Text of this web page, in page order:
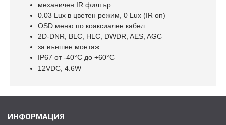
механичен IR филтър
0.03 Lux в цветен режим, 0 Lux (IR on)
OSD меню по коаксиален кабел
2D-DNR, BLC, HLC, DWDR, AES, AGC
за външен монтаж
IP67 oт -40°С до +60°С
12VDC, 4.6W
ИНФОРМАЦИЯ